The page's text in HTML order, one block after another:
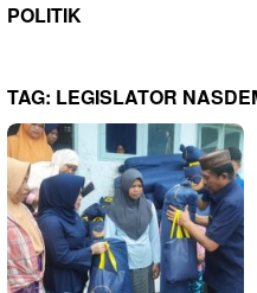
POLITIK
TAG: LEGISLATOR